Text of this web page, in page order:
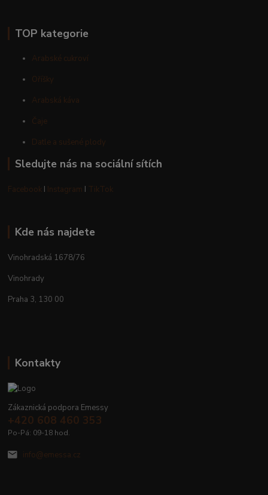
TOP kategorie
Arabské cukroví
Oříšky
Arabská káva
Čaje
Datle a sušené plody
Sledujte nás na sociální sítích
Facebook I Instagram I TikTok
Kde nás najdete
Vinohradská 1678/76
Vinohrady
Praha 3, 130 00
Kontakty
Zákaznická podpora Emessy
+420 608 460 353
Po-Pá: 09-18 hod.
info@emessa.cz